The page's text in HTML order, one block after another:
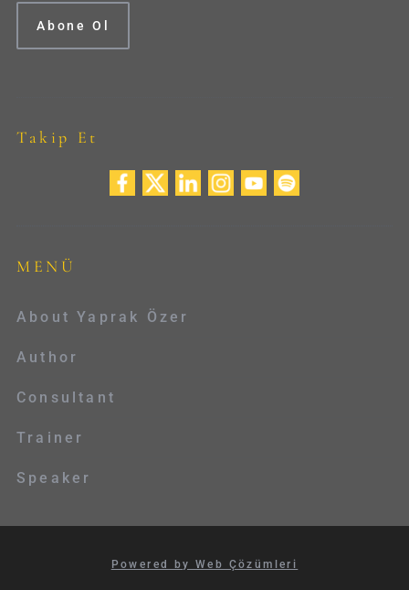
Takip Et
MENÜ
About Yaprak Özer
Author
Consultant
Trainer
Speaker
Powered by Web Çözümleri